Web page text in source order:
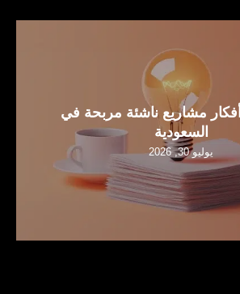
أفضل 10 أفكار مشاريع ناشئة مربحة في
السعودية
يوليو 30, 2026